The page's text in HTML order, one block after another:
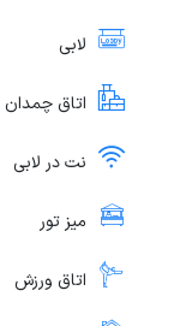
لابی
اتاق چمدان
نت در لابی
میز تور
اتاق ورزش